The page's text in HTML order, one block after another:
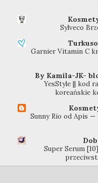
Sylveco
Garnier Vitamin C
By Kamila-JK-
YesStyle || kod
koreańskie
Sunny Rio od Apis
Super Serum